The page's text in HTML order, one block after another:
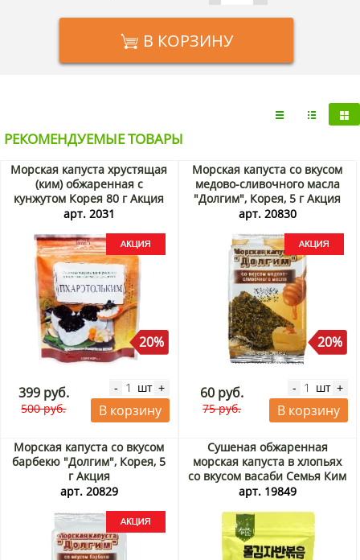
В КОРЗИНУ
РЕКОМЕНДУЕМЫЕ ТОВАРЫ
Морская капуста хрустящая
(ким) обжаренная с
кунжутом Корея 80 г Акция
арт. 2031
20%
399 руб.
500 руб.
- шт +
В корзину
Морская капуста со вкусом
медово-сливочного масла
"Долгим", Корея, 5 г Акция
арт. 20830
20%
60 руб.
75 руб.
- шт +
В корзину
Морская капуста со вкусом
барбекю "Долгим", Корея, 5
г Акция
арт. 20829
Сушеная обжаренная
морская капуста в хлопьях
со вкусом васаби Семья Ким
и Ли/Kim’s & Lee’s family,
арт. 19849